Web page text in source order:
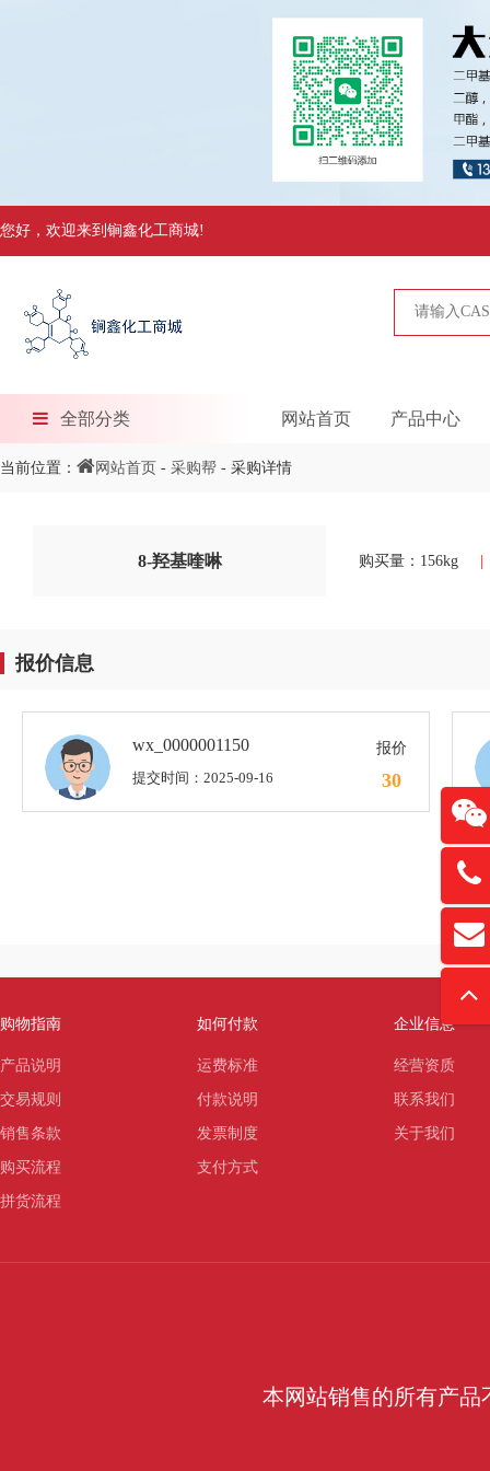
您好，欢迎来到锏鑫化工商城!
全部分类 网站首页 产品中心
当前位置： 网站首页 - 采购帮 - 采购详情
8-羟基喹啉 购买量：156kg
报价信息
wx_0000001150
提交时间：2025-09-16
报价
30
购物指南
产品说明
交易规则
销售条款
购买流程
拼货流程
如何付款
运费标准
付款说明
发票制度
支付方式
企业信息
经营资质
联系我们
关于我们
本网站销售的所有产